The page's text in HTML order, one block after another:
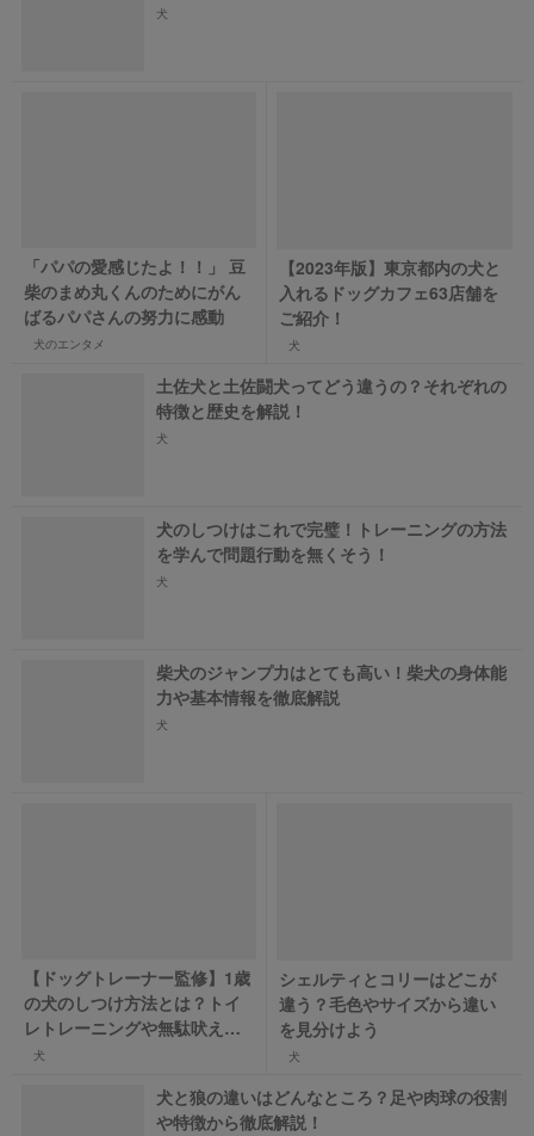
犬
「パパの愛感じたよ！！」 豆
柴のまめ丸くんのためにがん
ばるパパさんの努力に感動
犬のエンタメ
【2023年版】東京都内の犬と
入れるドッグカフェ63店舗を
ご紹介！
犬
土佐犬と土佐闘犬ってどう違うの？それぞれの
特徴と歴史を解説！
犬
犬のしつけはこれで完璧！トレーニングの方法
を学んで問題行動を無くそう！
犬
柴犬のジャンプ力はとても高い！柴犬の身体能
力や基本情報を徹底解説
犬
【ドッグトレーナー監修】1歳
の犬のしつけ方法とは？トイ
レトレーニングや無駄吠え対
策について解説
犬
シェルティとコリーはどこが
違う？毛色やサイズから違い
を見分けよう
犬
犬と狼の違いはどんなところ？足や肉球の役割
や特徴から徹底解説！